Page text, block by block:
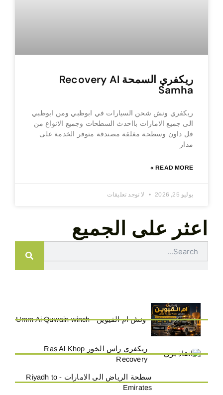
ريكفري السمحة Recovery Al
Samha
ريكفري ونش شحن السيارات في ابوظبي ومن ابوظبي
الى جميع الامارات بااحدث السطحات وجميع الانواع من
فل داون وسطحة مغلقة مصندقة متوفر الخدمة على
مدار
READ MORE »
يوليو 25, 2026 لا توجد تعليقات
اعثر على الجميع
ونش ام القيوين - Umm Ai Quwain winch
ريكفري راس الخور Ras Al Khop
Recovery
سطحة الرياض الى الامارات - Riyadh to
Emirates